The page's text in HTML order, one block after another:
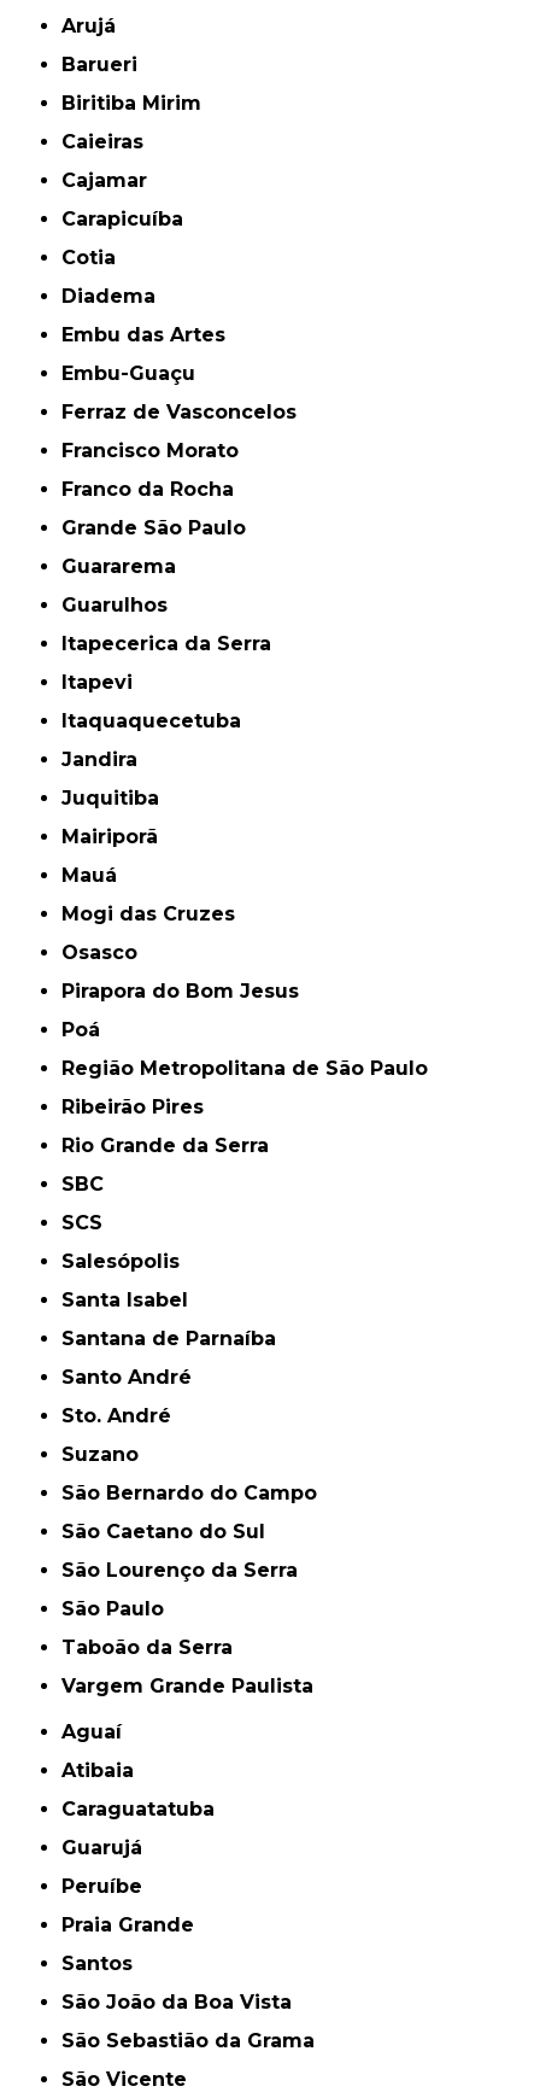
Arujá
Barueri
Biritiba Mirim
Caieiras
Cajamar
Carapicuíba
Cotia
Diadema
Embu das Artes
Embu-Guaçu
Ferraz de Vasconcelos
Francisco Morato
Franco da Rocha
Grande São Paulo
Guararema
Guarulhos
Itapecerica da Serra
Itapevi
Itaquaquecetuba
Jandira
Juquitiba
Mairiporã
Mauá
Mogi das Cruzes
Osasco
Pirapora do Bom Jesus
Poá
Região Metropolitana de São Paulo
Ribeirão Pires
Rio Grande da Serra
SBC
SCS
Salesópolis
Santa Isabel
Santana de Parnaíba
Santo André
Sto. André
Suzano
São Bernardo do Campo
São Caetano do Sul
São Lourenço da Serra
São Paulo
Taboão da Serra
Vargem Grande Paulista
Aguaí
Atibaia
Caraguatatuba
Guarujá
Peruíbe
Praia Grande
Santos
São João da Boa Vista
São Sebastião da Grama
São Vicente